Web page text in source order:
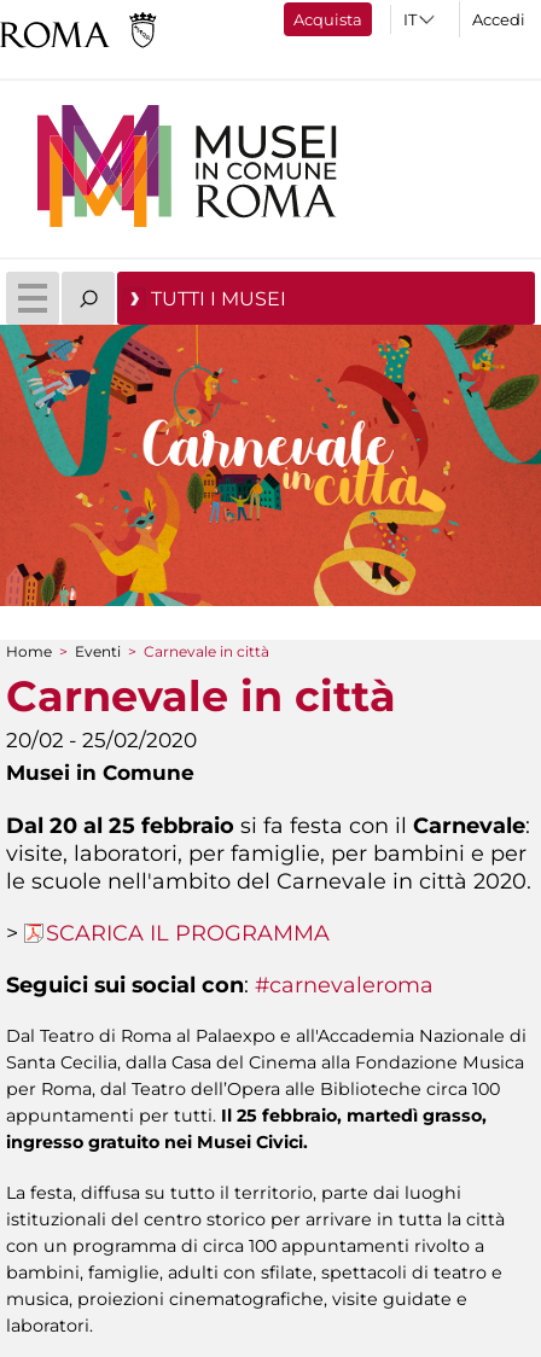
Acquista Accedi
TUTTI I MUSEI
Tu sei qui
Home > Eventi > Carnevale in città
Carnevale in città
20/02 - 25/02/2020
Musei in Comune
Dal 20 al 25 febbraio si fa festa con il Carnevale:
visite, laboratori, per famiglie, per bambini e per
le scuole nell'ambito del Carnevale in città 2020.
> SCARICA IL PROGRAMMA
Seguici sui social con: #carnevaleroma
Dal Teatro di Roma al Palaexpo e all'Accademia Nazionale di
Santa Cecilia, dalla Casa del Cinema alla Fondazione Musica
per Roma, dal Teatro dell’Opera alle Biblioteche circa 100
appuntamenti per tutti. Il 25 febbraio, martedì grasso,
ingresso gratuito nei Musei Civici.
La festa, diffusa su tutto il territorio, parte dai luoghi
istituzionali del centro storico per arrivare in tutta la città
con un programma di circa 100 appuntamenti rivolto a
bambini, famiglie, adulti con sfilate, spettacoli di teatro e
musica, proiezioni cinematografiche, visite guidate e
laboratori.